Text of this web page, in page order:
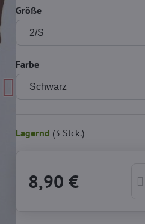
Größe
Farbe
Lagernd (3 Stck.)
8,90 €